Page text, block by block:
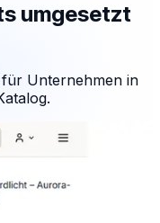
umgesetzt
Unternehmen in